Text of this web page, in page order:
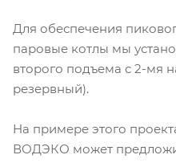
Для обеспечения
паровые котлы мы
второго подъема с 2-мя
резервный).
На примере этого
ВОДЭКО может